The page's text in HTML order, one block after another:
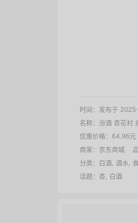
时间：发布于
名称： 汾酒 杏花村
优惠价格： 64.96元
商家： 京东商城 品
分类：
白酒 酒水
话题： 杏 白酒